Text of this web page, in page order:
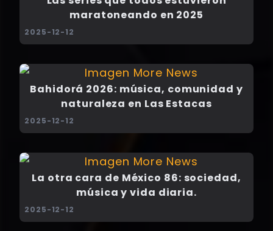
maratoneando en 2025
2025-12-12
Bahidorá 2026: música, comunidad y
naturaleza en Las Estacas
2025-12-12
La otra cara de México 86: sociedad,
música y vida diaria.
2025-12-12